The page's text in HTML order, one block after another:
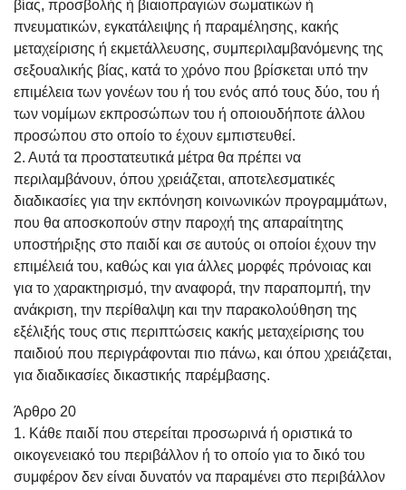
βίας, προσβολής ή βιαιοπραγιών σωματικών ή
πνευματικών, εγκατάλειψης ή παραμέλησης, κακής
μεταχείρισης ή εκμετάλλευσης, συμπεριλαμβανόμενης της
σεξουαλικής βίας, κατά το χρόνο που βρίσκεται υπό την
επιμέλεια των γονέων του ή του ενός από τους δύο, του ή
των νομίμων εκπροσώπων του ή οποιουδήποτε άλλου
προσώπου στο οποίο το έχουν εμπιστευθεί.
2. Αυτά τα προστατευτικά μέτρα θα πρέπει να
περιλαμβάνουν, όπου χρειάζεται, αποτελεσματικές
διαδικασίες για την εκπόνηση κοινωνικών προγραμμάτων,
που θα αποσκοπούν στην παροχή της απαραίτητης
υποστήριξης στο παιδί και σε αυτούς οι οποίοι έχουν την
επιμέλειά του, καθώς και για άλλες μορφές πρόνοιας και
για το χαρακτηρισμό, την αναφορά, την παραπομπή, την
ανάκριση, την περίθαλψη και την παρακολούθηση της
εξέλιξής τους στις περιπτώσεις κακής μεταχείρισης του
παιδιού που περιγράφονται πιο πάνω, και όπου χρειάζεται,
για διαδικασίες δικαστικής παρέμβασης.
Άρθρο 20
1. Κάθε παιδί που στερείται προσωρινά ή οριστικά το
οικογενειακό του περιβάλλον ή το οποίο για το δικό του
συμφέρον δεν είναι δυνατόν να παραμένει στο περιβάλλον